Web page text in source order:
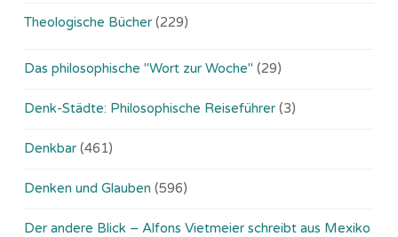
Theologische Bücher (229)
Das philosophische "Wort zur Woche" (29)
Denk-Städte: Philosophische Reiseführer (3)
Denkbar (461)
Denken und Glauben (596)
Der andere Blick – Alfons Vietmeier schreibt aus Mexiko